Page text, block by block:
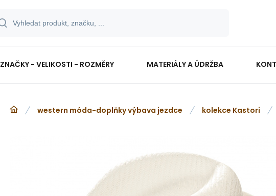
ZNAČKY - VELIKOSTI - ROZMĚRY MATERIÁLY A ÚDRŽBA
western móda-doplňky výbava jezdce kolekce Kastori